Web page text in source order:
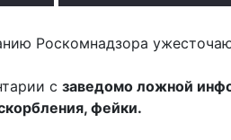
Роскомнадзора
с заведомо ложной
фейки.